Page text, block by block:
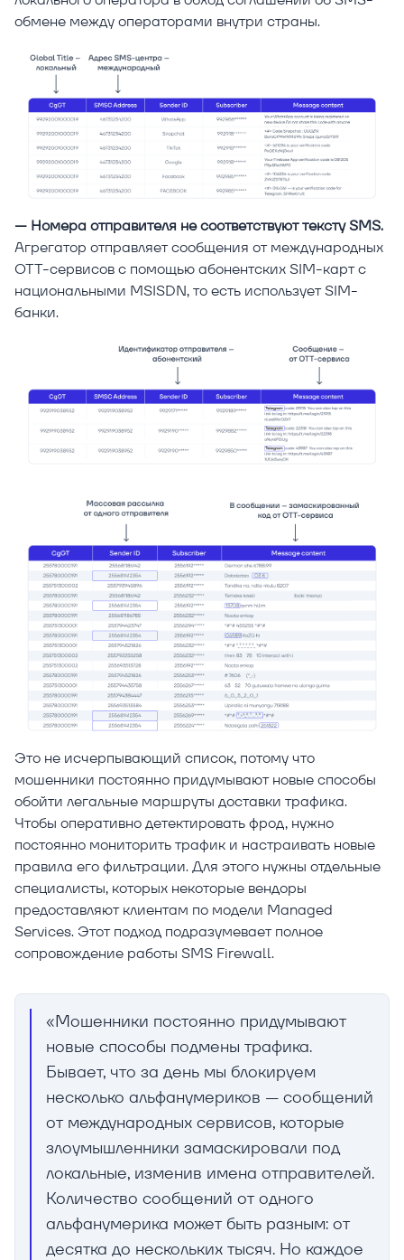
обмене между операторами внутри страны.
— Номера отправителя не соответствуют тексту SMS.
Агрегатор отправляет сообщения от международных
ОТТ-сервисов с помощью абонентских SIM-карт с
национальными MSISDN, то есть использует SIM-
банки.
Это не исчерпывающий список, потому что
мошенники постоянно придумывают новые способы
обойти легальные маршруты доставки трафика.
Чтобы оперативно детектировать фрод, нужно
постоянно мониторить трафик и настраивать новые
правила его фильтрации. Для этого нужны отдельные
специалисты, которых некоторые вендоры
предоставляют клиентам по модели Managed
Services. Этот подход подразумевает полное
сопровождение работы SMS Firewall.
«Мошенники постоянно придумывают
новые способы подмены трафика.
Бывает, что за день мы блокируем
несколько альфанумериков — сообщений
от международных сервисов, которые
злоумышленники замаскировали под
локальные, изменив имена отправителей.
Количество сообщений от одного
альфанумерика может быть разным: от
десятка до нескольких тысяч. Но каждое